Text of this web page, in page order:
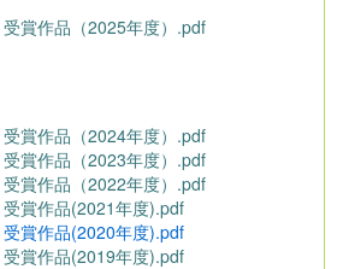
賞作品（2025年度）.pdf
賞作品（2024年度）.pdf
賞作品（2023年度）.pdf
賞作品（2022年度）.pdf
賞作品(2021年度).pdf
賞作品(2020年度).pdf
賞作品(2019年度).pdf